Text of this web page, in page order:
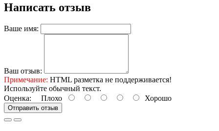
Написать отзыв
Ваше имя:
Ваш отзыв:
Примечание: HTML разметка не поддерживается!
Используйте обычный текст.
Оценка: Плохо Хорошо
Отправить отзыв